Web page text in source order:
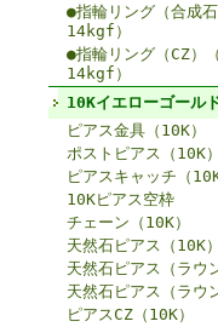
●指輪リング（合成
14kgf）
●指輪リング（CZ）
14kgf）
10Kイエローゴール
ピアス金具（10K）
ポストピアス（10K）
ピアスキャッチ（
10Kピアス空枠
チェーン（10K）
天然石ピアス（10K）
天然石ピアス（ラウン
天然石ピアス（ラウン
ピアスCZ（10K）